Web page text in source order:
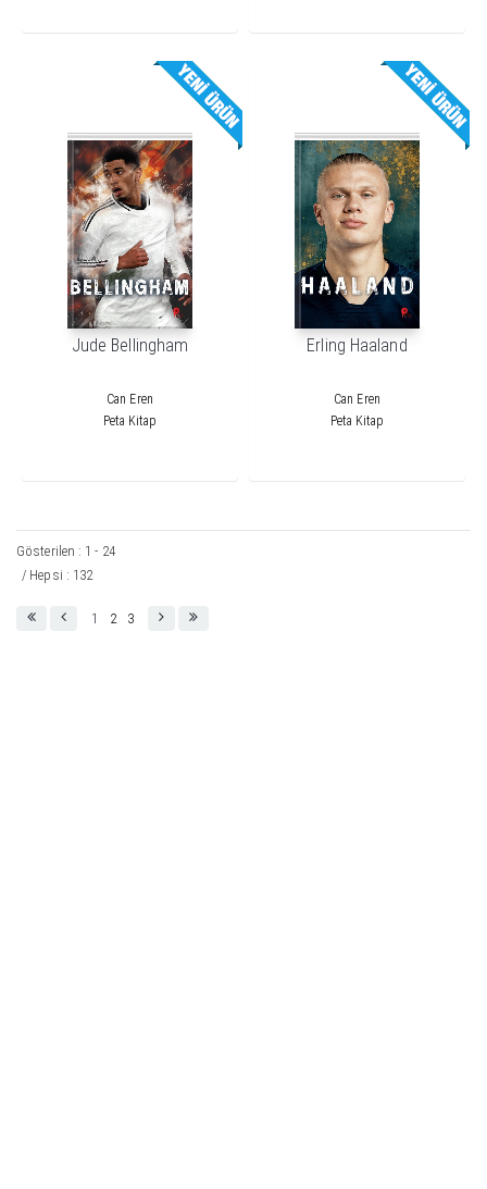
Jude Bellingham
Can Eren
Peta Kitap
Erling Haaland
Can Eren
Peta Kitap
Gösterilen : 1 - 24
/ Hepsi : 132
1 2 3